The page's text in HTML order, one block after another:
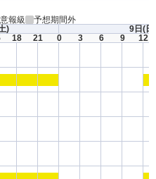
報級
予想期間外
)
18 21
9日 (日)
0
3 6 9 12